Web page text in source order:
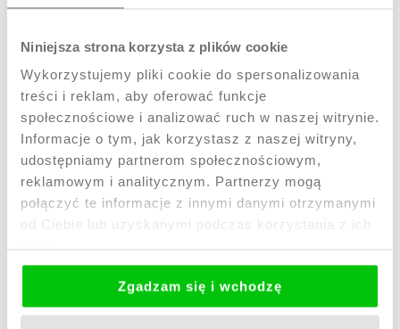
Niniejsza strona korzysta z plików cookie
Wykorzystujemy pliki cookie do spersonalizowania
treści i reklam, aby oferować funkcje
społecznościowe i analizować ruch w naszej witrynie.
Informacje o tym, jak korzystasz z naszej witryny,
udostępniamy partnerom społecznościowym,
reklamowym i analitycznym. Partnerzy mogą
połączyć te informacje z innymi danymi otrzymanymi
od Ciebie lub uzyskanymi podczas korzystania z ich
Zgadzam się i wchodzę
Dostępność:
wyczerpaniu
48 godzin
179,00 zł
Do koszyka
zestaw świec sojowych z tacą Valery +
torba prezentowa Gratis